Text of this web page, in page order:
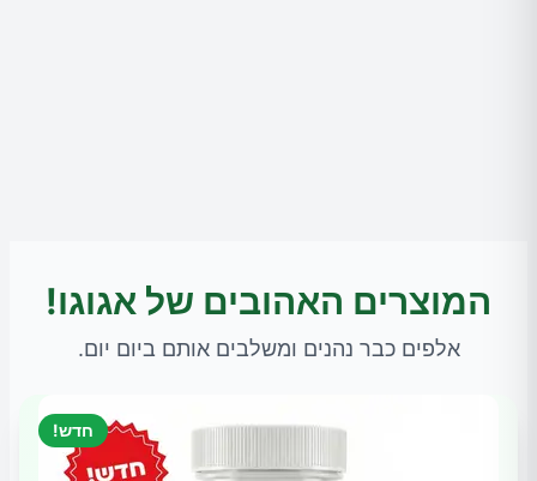
המוצרים האהובים של אגוגו!
אלפים כבר נהנים ומשלבים אותם ביום יום.
חדש!